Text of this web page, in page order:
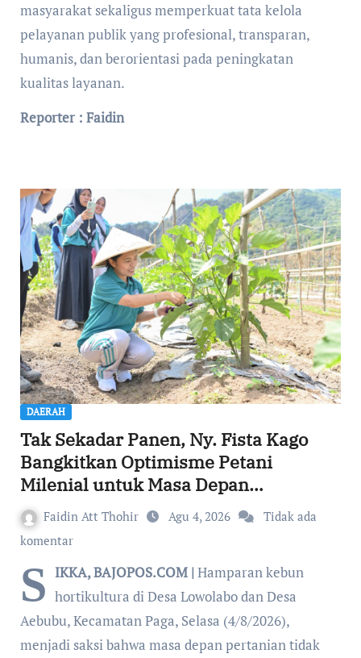
masyarakat sekaligus memperkuat tata kelola
pelayanan publik yang profesional, transparan,
humanis, dan berorientasi pada peningkatan
kualitas layanan.
Reporter : Faidin
DAERAH
Tak Sekadar Panen, Ny. Fista Kago
Bangkitkan Optimisme Petani
Milenial untuk Masa Depan
Ketahanan Pangan Sikka
Faidin Att Thohir Agu 4, 2026
Tidak ada
komentar
S IKKA, BAJOPOS.COM | Hamparan kebun
hortikultura di Desa Lowolabo dan Desa
Aebubu, Kecamatan Paga, Selasa (4/8/2026),
menjadi saksi bahwa masa depan pertanian tidak